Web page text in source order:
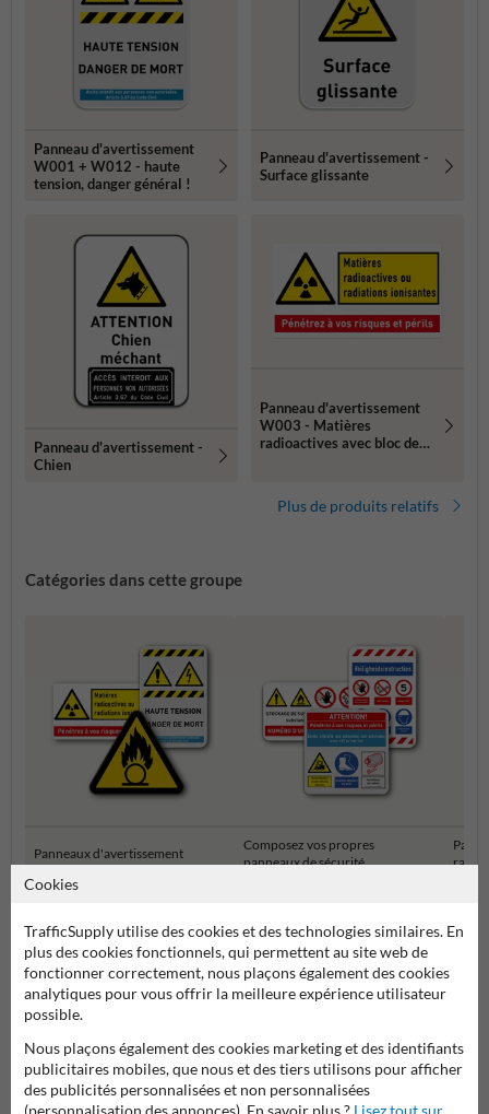
Panneau d'avertissement
W001 + W012 - haute
tension, danger général !
Panneau d'avertissement -
Surface glissante
Panneau d'avertissement -
Chien
Panneau d'avertissement
W003 - Matières
radioactives avec bloc de
Plus de produits relatifs
Catégories dans cette groupe
Panneaux d'avertissement
Composez vos propres
panneaux de sécurité
Cookies
TrafficSupply utilise des cookies et des technologies similaires. En
plus des cookies fonctionnels, qui permettent au site web de
fonctionner correctement, nous plaçons également des cookies
analytiques pour vous offrir la meilleure expérience utilisateur
possible.
Nous plaçons également des cookies marketing et des identifiants
publicitaires mobiles, que nous et des tiers utilisons pour afficher
des publicités personnalisées et non personnalisées
(personnalisation des annonces). En savoir plus ? Lisez tout sur